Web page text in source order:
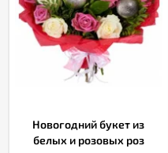
Новогодний букет из
белых и розовых роз